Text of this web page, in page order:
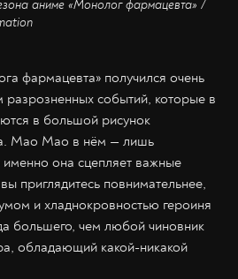
аниме «Монолог фармацевта» /
фармацевта» получился очень
событий, которые в
в большой рисунок
Мао Мао в нём — лишь
именно она сцепляет важные
приглядитесь повнимательнее,
и хладнокровностью героиня
большего, чем любой чиновник
обладающий какой-никакой